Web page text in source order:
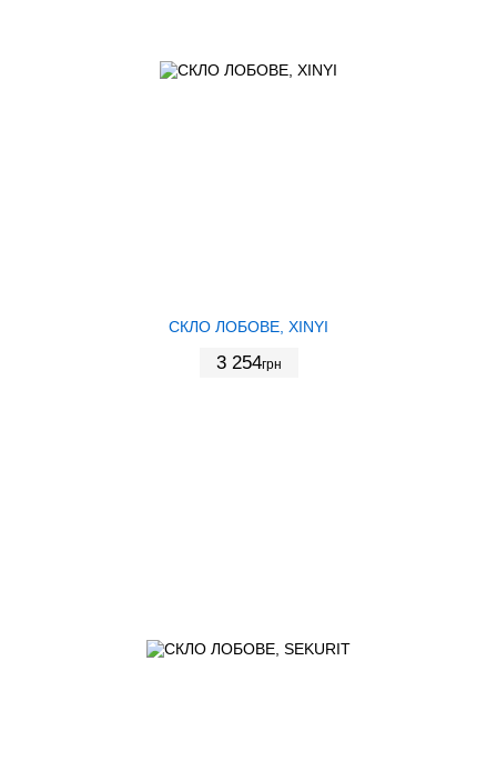
СКЛО ЛОБОВЕ, XINYI
3 254грн